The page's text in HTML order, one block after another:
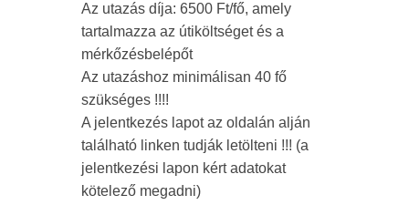
Az utazás díja: 6500 Ft/fő, amely
tartalmazza az útiköltséget és a
mérkőzésbelépőt
Az utazáshoz minimálisan 40 fő
szükséges !!!!
A jelentkezés lapot az oldalán alján
található linken tudják letölteni !!! (a
jelentkezési lapon kért adatokat
kötelező megadni)